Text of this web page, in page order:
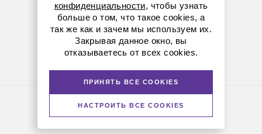
8 (800) 234-05-08
+7 (843) 210-20-80
kazan@dia-m.ru
420111 ул. Профсоюзная, д.40-42, пом. № 8
© Диаэм, 1988 — 2026. Все права защищены
конфиденциальности, чтобы узнать
больше о том, что такое cookies, а
так же как и зачем мы используем их.
Закрывая данное окно, вы
отказываетесь от всех cookies.
ПРИНЯТЬ ВСЕ COOKIES
НАСТРОИТЬ ВСЕ COOKIES